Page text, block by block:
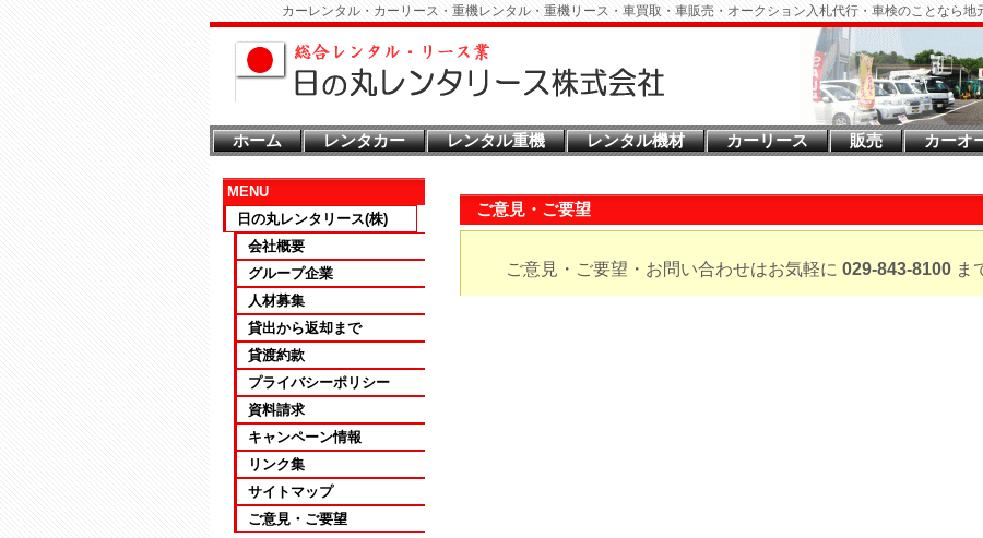
カーレンタル・カーリース・重機レンタル・重機リース・車買取・車販売・オークション入札代行・車検のことなら
ホーム レンタカー レンタル重機 レンタル機材 カーリース 販売 カーオ
MENU
日の丸レンタリース(株)
会社概要
グループ企業
人材募集
貸出から返却まで
貸渡約款
プライバシーポリシー
資料請求
キャンペーン情報
リンク集
サイトマップ
ご意見・ご要望
ご意見・ご要望
ご意見・ご要望・お問い合わせはお気軽に 029-843-8100 ま